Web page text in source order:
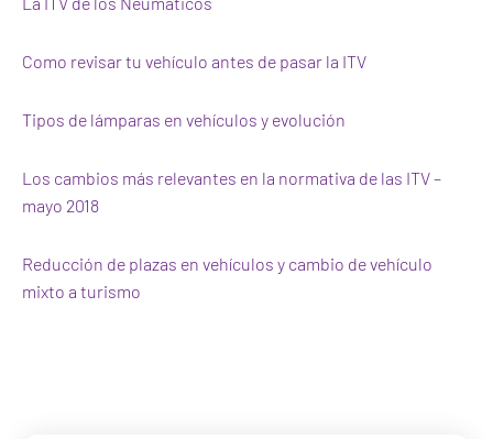
Como revisar tu vehículo antes de pasar la ITV
Tipos de lámparas en vehículos y evolución
Los cambios más relevantes en la normativa de las ITV –
mayo 2018
Reducción de plazas en vehículos y cambio de vehículo
mixto a turismo